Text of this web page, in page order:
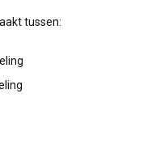
tussen: